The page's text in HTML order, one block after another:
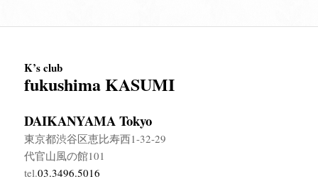
K’s club
fukushima KASUMI
DAIKANYAMA Tokyo
東京都渋谷区恵比寿西1-32-29
代官山風の館101
tel.03.3496.5016